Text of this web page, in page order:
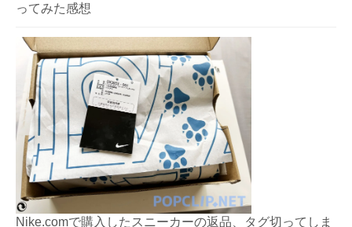
ってみた感想
Nike.comで購入したスニーカーの返品、タグ切ってしま